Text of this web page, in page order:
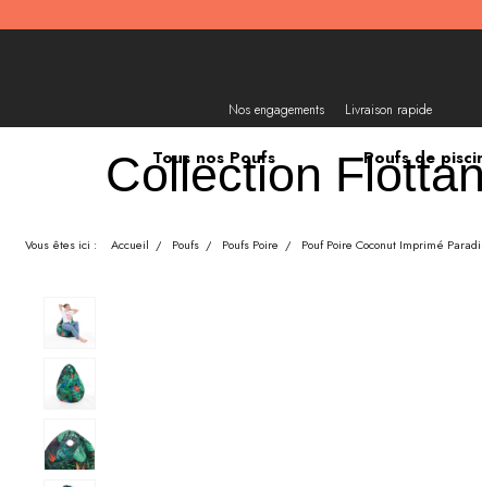
Nos engagements Livraison rapide
Tous nos Poufs
Collection Poufs de
Vous êtes ici : Accueil / Poufs / Poufs Poire / Pouf Poire Coconut Imprimé